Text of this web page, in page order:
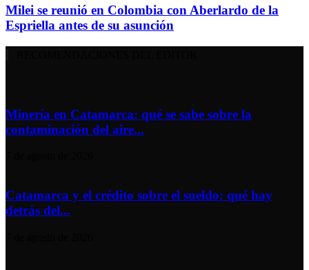
Milei se reunió en Colombia con Aberlardo de la
Espriella antes de su asunción
Minería en Catamarca: qué se sabe sobre la
contaminación del aire...
Catamarca y el crédito sobre el sueldo: qué hay
detrás del...